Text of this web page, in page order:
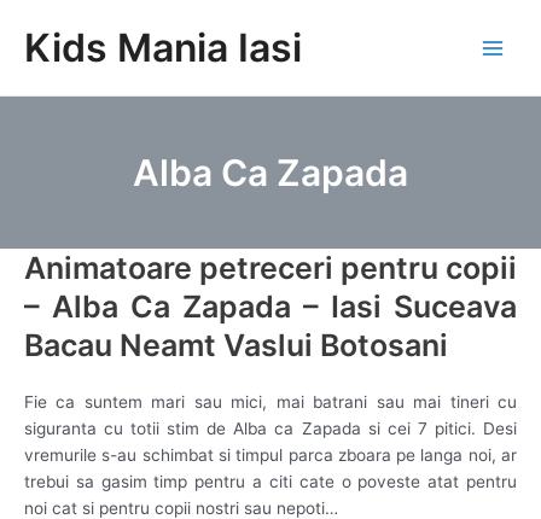
contentKids Mania Iasi
Alba Ca Zapada
Animatoare petreceri pentru copii
– Alba Ca Zapada – Iasi Suceava
Bacau Neamt Vaslui Botosani
Fie ca suntem mari sau mici, mai batrani sau mai tineri cu
siguranta cu totii stim de Alba ca Zapada si cei 7 pitici. Desi
vremurile s-au schimbat si timpul parca zboara pe langa noi, ar
trebui sa gasim timp pentru a citi cate o poveste atat pentru
noi cat si pentru copii nostri sau nepoti…